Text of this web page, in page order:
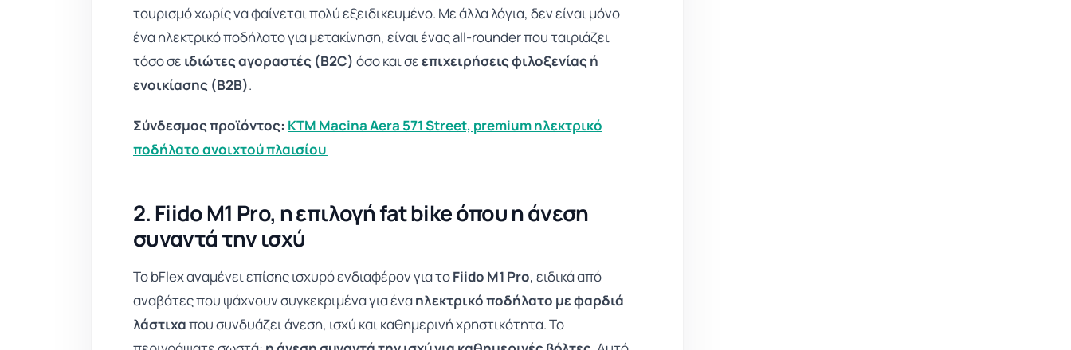
τουρισμό χωρίς να φαίνεται πολύ εξειδικευμένο. Με άλλα λόγια, δεν είναι μόνο
ένα ηλεκτρικό ποδήλατο για μετακίνηση, είναι ένας all-rounder που ταιριάζει
τόσο σε ιδιώτες αγοραστές (B2C) όσο και σεεπιχειρήσεις φιλοξενίας ή
ενοικίασης (B2B).
Σύνδεσμος προϊόντος: KTM Macina Aera 571 Street, premium ηλεκτρικό
ποδήλατο ανοιχτού πλαισίου
2. Fiido M1 Pro, η επιλογή fat bike όπου η άνεση
συναντά την ισχύ
Το bFlex αναμένει επίσης ισχυρό ενδιαφέρον για τοFiido M1 Pro, ειδικά από
αναβάτες που ψάχνουν συγκεκριμένα για έναηλεκτρικό ποδήλατο με φαρδιά
λάστιχαπου συνδυάζει άνεση, ισχύ και καθημερινή χρηστικότητα. Το